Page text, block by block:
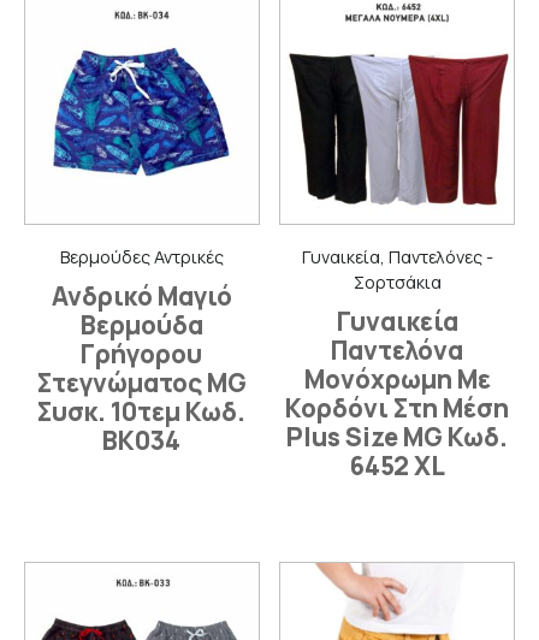
Βερμούδες Αντρικές
Ανδρικό Μαγιό
Βερμούδα
Γρήγορου
Στεγνώματος MG
Συσκ. 10τεμ Κωδ.
ΒΚ034
Γυναικεία, Παντελόνες -
Σορτσάκια
Γυναικεία
Παντελόνα
Μονόχρωμη Με
Κορδόνι Στη Μέση
Plus Size MG Κωδ.
6452 XL